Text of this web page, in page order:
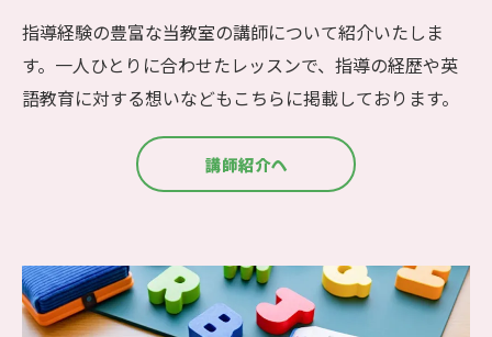
指導経験の豊富な当教室の講師について紹介いたしま
す。一人ひとりに合わせたレッスンで、指導の経歴や英
語教育に対する想いなどもこちらに掲載しております。
講師紹介へ